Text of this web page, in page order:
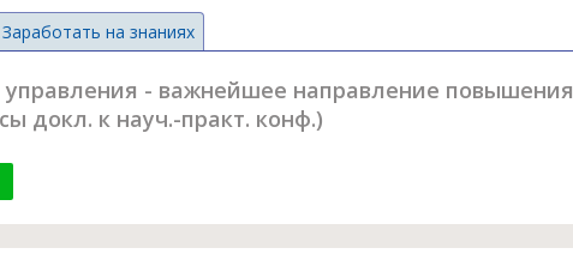
Заработать на знаниях
- важнейшее направление повышения
докл. к науч.-практ. конф.)